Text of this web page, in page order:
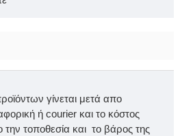
γίνεται μετά απο
ή courier και το κόστος
τοποθεσία και το βάρος της